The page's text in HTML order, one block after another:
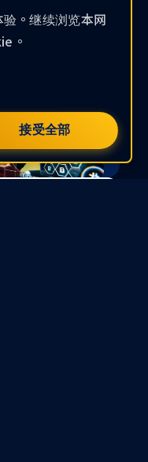
决方案
。继续浏览本网
。
接受全部